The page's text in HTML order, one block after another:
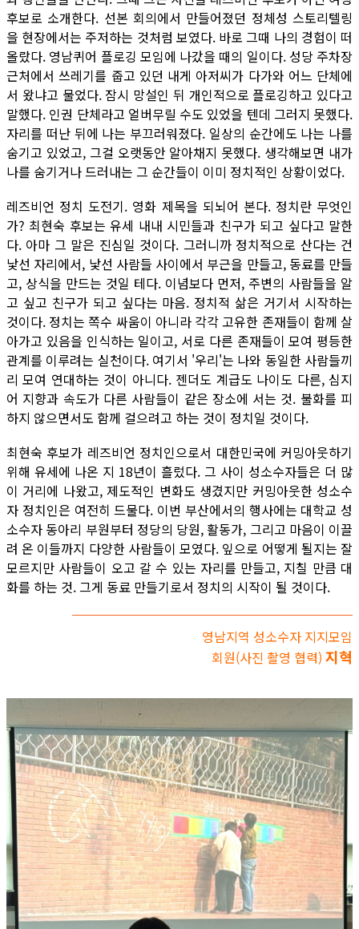
후보로 소개한다. 선본 회의에서 만들어졌던 정체성 스토리텔링
을 현장에서는 주저하는 것처럼 보였다. 바로 그때 나의 경험이 떠
올랐다. 영남퀴어 플로깅 모임에 나갔을 때의 일이다. 성당 주차장
근처에서 쓰레기를 줍고 있던 내게 아저씨가 다가와 어느 단체에
서 왔냐고 물었다. 잠시 망설인 뒤 개인적으로 플로깅하고 있다고
말했다. 인권 단체라고 얼버무릴 수도 있었을 텐데 그러지 못했다.
자리를 떠난 뒤에 나는 부끄러워졌다. 일상의 순간에도 나는 나를
숨기고 있었고, 그걸 오랫동안 알아채지 못했다. 생각해보면 내가
나를 숨기거나 드러내는 그 순간들이 이미 정치적인 상황이었다.
레즈비언 정치 도전기. 영화 제목을 되뇌어 본다. 정치란 무엇인
가? 최현숙 후보는 유세 내내 시민들과 친구가 되고 싶다고 말한
다. 아마 그 말은 진심일 것이다. 그러니까 정치적으로 산다는 건
낯선 자리에서, 낯선 사람들 사이에서 부근을 만들고, 동료를 만들
고, 상식을 만드는 것일 테다. 이념보다 먼저, 주변의 사람들을 알
고 싶고 친구가 되고 싶다는 마음. 정치적 삶은 거기서 시작하는
것이다. 정치는 쪽수 싸움이 아니라 각각 고유한 존재들이 함께 살
아가고 있음을 인식하는 일이고, 서로 다른 존재들이 모여 평등한
관계를 이루려는 실천이다. 여기서 '우리'는 나와 동일한 사람들끼
리 모여 연대하는 것이 아니다. 젠더도 계급도 나이도 다른, 심지
어 지향과 속도가 다른 사람들이 같은 장소에 서는 것. 불화를 피
하지 않으면서도 함께 걸으려고 하는 것이 정치일 것이다.
최현숙 후보가 레즈비언 정치인으로서 대한민국에 커밍아웃하기
위해 유세에 나온 지 18년이 흘렀다. 그 사이 성소수자들은 더 많
이 거리에 나왔고, 제도적인 변화도 생겼지만 커밍아웃한 성소수
자 정치인은 여전히 드물다. 이번 부산에서의 행사에는 대학교 성
소수자 동아리 부원부터 정당의 당원, 활동가, 그리고 마음이 이끌
려 온 이들까지 다양한 사람들이 모였다. 잎으로 어떻게 될지는 잘
모르지만 사람들이 오고 갈 수 있는 자리를 만들고, 지칠 만큼 대
화를 하는 것. 그게 동료 만들기로서 정치의 시작이 될 것이다.
영남지역 성소수자 지지모임
회원(사진 촬영 협력) 지혁